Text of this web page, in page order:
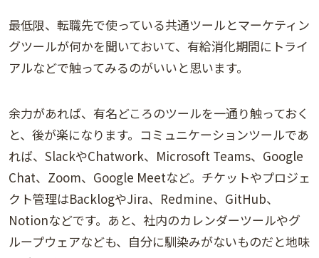
最低限、転職先で使っている共通ツールとマーケティン
グツールが何かを聞いておいて、有給消化期間にトライ
アルなどで触ってみるのがいいと思います。
余力があれば、有名どころのツールを一通り触っておく
と、後が楽になります。コミュニケーションツールであ
れば、SlackやChatwork、Microsoft Teams、Google
Chat、Zoom、Google Meetなど。チケットやプロジェ
クト管理はBacklogやJira、Redmine、GitHub、
Notionなどです。あと、社内のカレンダーツールやグ
ループウェアなども、自分に馴染みがないものだと地味